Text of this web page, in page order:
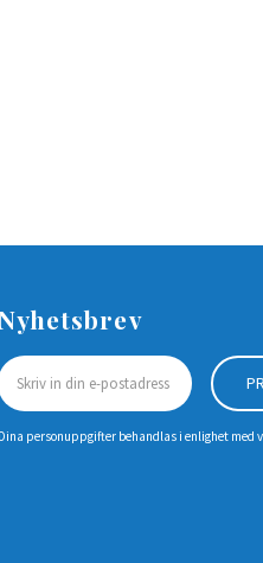
Dina personuppgifter behandlas i enlighet med